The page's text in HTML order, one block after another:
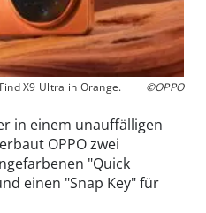
X9 Ultra in Orange. ©OPPO
in einem unauffälligen
OPPO zwei
"Quick
einen "Snap Key" für